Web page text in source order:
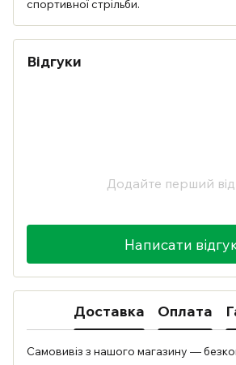
спортивної стрільби.
Відгуки
Додайте перший
Написати
Доставка Оплата
Самовивіз з нашого магазину —